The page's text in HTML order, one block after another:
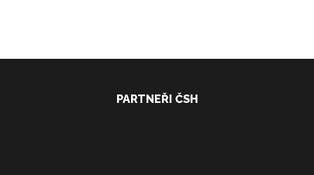
PARTNEŘI ČSH